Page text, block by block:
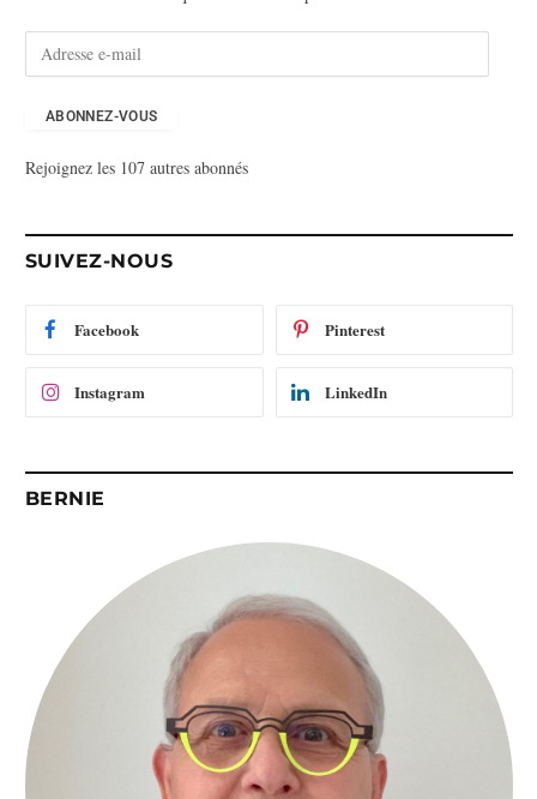
s
-
m
ABONNEZ-VOUS
Rejoignez les 107 autres abonnés
SUIVEZ-NOUS
Facebook Pinterest
Instagram LinkedIn
BERNIE